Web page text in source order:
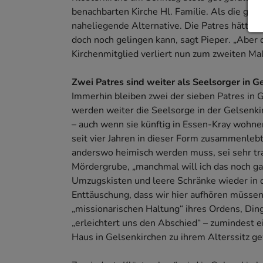
benachbarten Kirche Hl. Familie. Als die
naheliegende Alternative. Die Patres hätten
doch noch gelingen kann, sagt Pieper.
Kirchenmitglied verliert nun zum zweiten
Zwei Patres sind weiter als Seelsorger in
Immerhin bleiben zwei der sieben Patres in
werden weiter die Seelsorge in der
– auch wenn sie künftig in Essen-Kray
seit vier Jahren in dieser Form
anderswo heimisch werden muss, sei sehr
Mördergrube, „manchmal will ich das noch
Umzugskisten und leere Schränke wieder in
Enttäuschung, dass wir hier aufhören
„missionarischen Haltung“ ihres Ordens,
„erleichtert uns den Abschied“ –
Haus in Gelsenkirchen zu ihrem Alterssitz